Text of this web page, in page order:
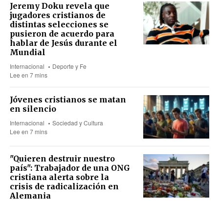
Jeremy Doku revela que
jugadores cristianos de
distintas selecciones se
pusieron de acuerdo para
hablar de Jesús durante el
Mundial
Internacional
Deporte y Fe
Lee en 7 mins
Jóvenes cristianos se matan
en silencio
Internacional
Sociedad y Cultura
Lee en 7 mins
"Quieren destruir nuestro
país": Trabajador de una ONG
cristiana alerta sobre la
crisis de radicalización en
Alemania